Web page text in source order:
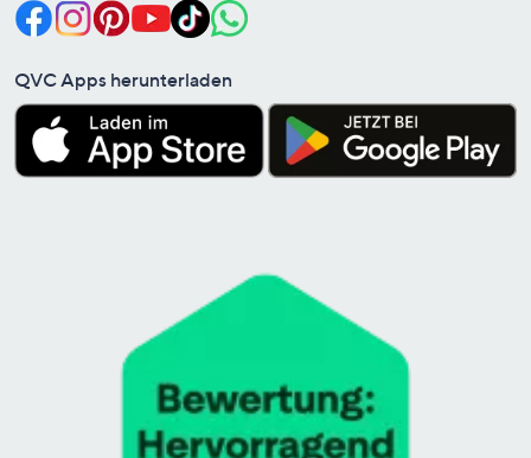
QVC Apps herunterladen